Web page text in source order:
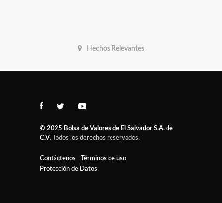
Hechos Relevantes
© 2025 Bolsa de Valores de El Salvador S.A. de
C.V. Todos los derechos reservados.
Contáctenos
Términos de uso
Protección de Datos